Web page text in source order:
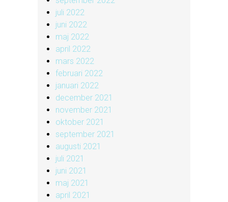
juli 2022
juni 2022
maj 2022
april 2022
mars 2022
februari 2022
januari 2022
december 2021
november 2021
oktober 2021
september 2021
augusti 2021
juli 2021
juni 2021
maj 2021
april 2021